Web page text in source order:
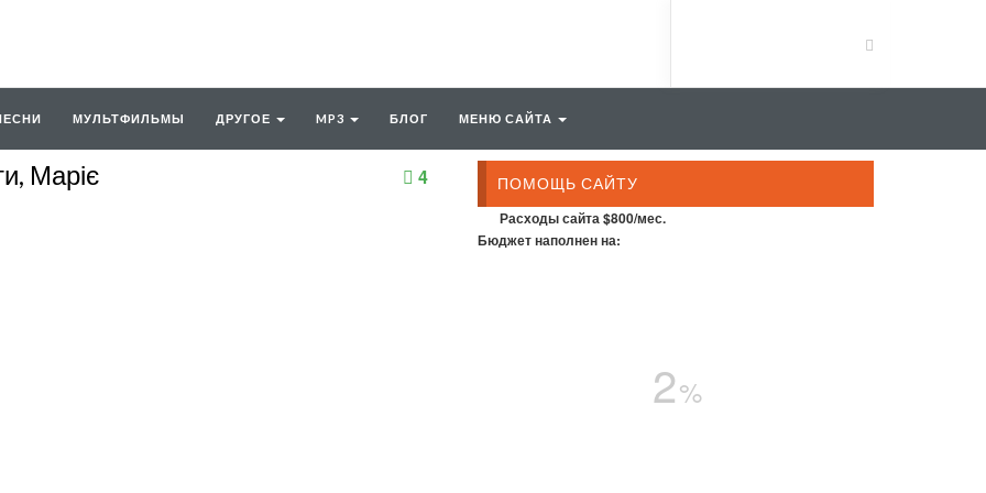
МУЛЬТФИЛЬМЫ ДРУГОЕ MP3 БЛОГ МЕНЮ САЙТА
Маріє 4 ПОМОЩЬ САЙТУ
Расходы сайта $800/мес.
Бюджет наполнен на:
2%